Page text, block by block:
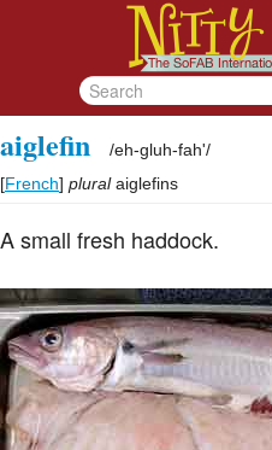
aiglefin /eh-gluh-fah'/
[French] plural aiglefins
A small fresh haddock.